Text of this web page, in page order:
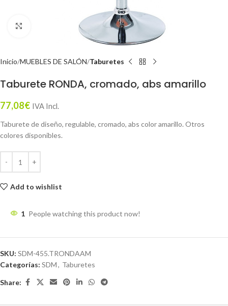
Click to enlarge
Inicio MUEBLES DE SALÓN Taburetes
Taburete RONDA, cromado, abs amarillo
77,08€ IVA Incl.
Taburete de diseño, regulable, cromado, abs color amarillo. Otros
colores disponibles.
Add to wishlist
1 People watching this product now!
SKU: SDM-455.TRONDAAM
Categorías: SDM, Taburetes
Share: